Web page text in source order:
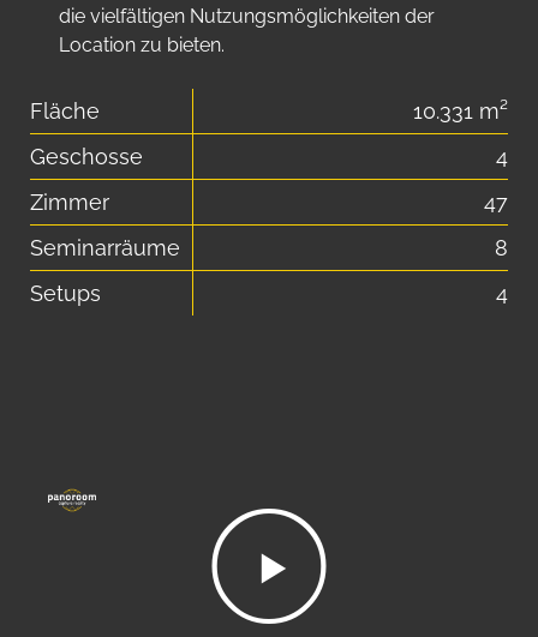
die vielfältigen Nutzungsmöglichkeiten der
Location zu bieten.
Fläche
10.331 m²
Geschosse
4
Zimmer
47
Seminarräume
8
Setups
4